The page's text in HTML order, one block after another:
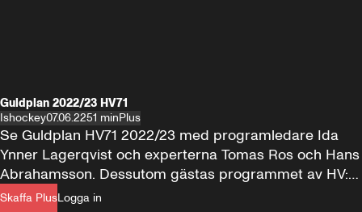
Guldplan 2022/23 HV71
Ishockey07.06.2251 minPlus
Skaffa PlusLogga in
Se Guldplan HV71 2022/23 med programledare Ida
Ynner Lagerqvist och experterna Tomas Ros och Hans
Abrahamsson. Dessutom gästas programmet av HV:s
sportchef Kent Norberg.